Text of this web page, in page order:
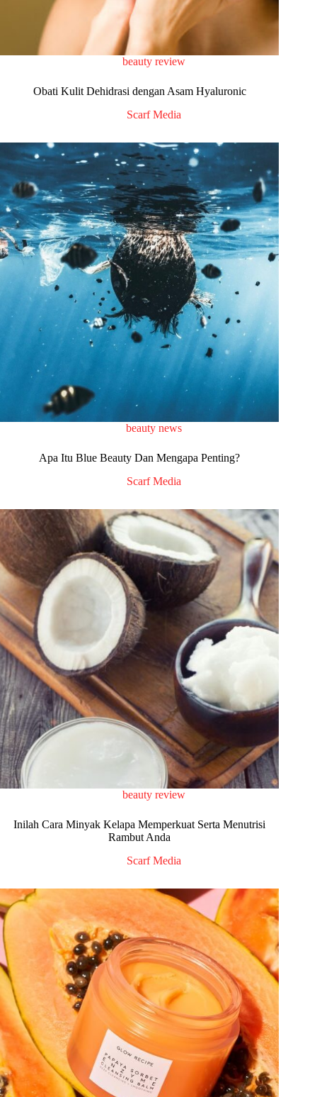
beauty review
Obati Kulit Dehidrasi dengan Asam Hyaluronic
Scarf Media
beauty news
Apa Itu Blue Beauty Dan Mengapa Penting?
Scarf Media
beauty review
Inilah Cara Minyak Kelapa Memperkuat Serta Menutrisi
Rambut Anda
Scarf Media